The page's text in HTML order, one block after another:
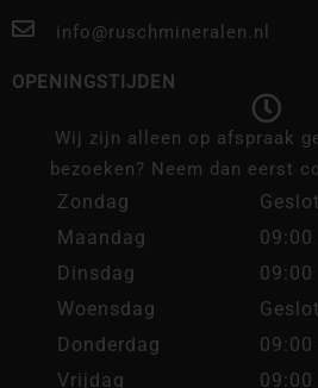
info@ruschmineralen.nl
OPENINGSTIJDEN
Wij zijn alleen op afspraak
bezoeken? Neem dan eerst
Zondag
Maandag
Dinsdag
Woensdag
Donderdag
Vrijdag